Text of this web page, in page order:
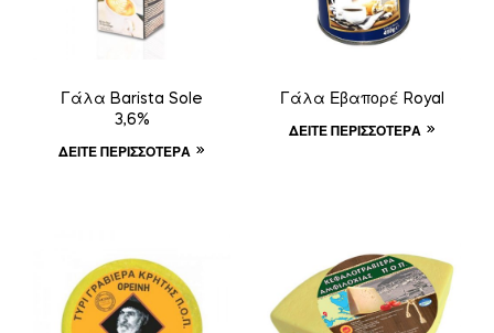
Γάλα Barista Sole
3,6%
ΔΕΊΤΕ ΠΕΡΙΣΣΌΤΕΡΑ
Γάλα Εβαπορέ Royal
ΔΕΊΤΕ ΠΕΡΙΣΣΌΤΕΡΑ